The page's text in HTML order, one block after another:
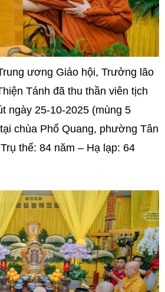
ương Giáo hội, Trưởng lão
Tánh đã thu thần viên tịch
ngày 25-10-2025 (mùng 5
chùa Phổ Quang, phường Tân
thế: 84 năm – Hạ lạp: 64